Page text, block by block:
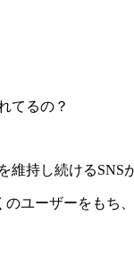
てるの？
持し続けるSNSが
のユーザーをも